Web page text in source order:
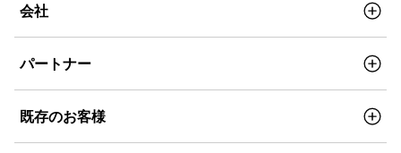
会社
パートナー
既存のお客様